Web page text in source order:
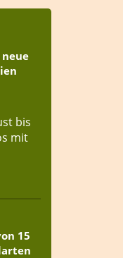
bis
mit
15